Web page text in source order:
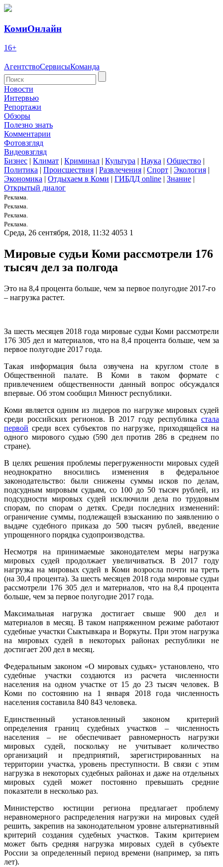
КомиОнлайн
16+
АгентствоСервисыКоманда
Новости
Интервью
Репортажи
Обзоры
Полезно знать
Комментарии
Фотовзгляд
Видеовзгляд
Бизнес | Климат | Криминал | Культура | Наука | Общество |
Политика | Происшествия | Развлечения | Спорт | Экология |
Экономика | Отдыхаем в Коми | ГИБДД online | Знание |
Открытый диалог
Реклама.
Реклама.
Реклама.
Реклама.
Среда, 26 сентября, 2018, 11:32 4053 1
Мировые судьи Коми рассмотрели 176
тысяч дел за полгода
Это на 8,4 процента больше, чем за первое полугодие 2017-го
– нагрузка растет.
За шесть месяцев 2018 года мировые судьи Коми рассмотрели
176 305 дел и материалов, что на 8,4 процента больше, чем за
первое полугодие 2017 года.
Такая информация была озвучена на круглом столе в
Общественной палате. В Коми в таком формате с
привлечением общественности данный вопрос обсуждался
впервые. Об этом сообщил Минюст республики.
Коми является одним из лидеров по нагрузке мировых судей
среди российских регионов. В 2017 году республика стала
первой среди всех субъектов по нагрузке, приходящейся на
одного мирового судью (590 дел против 286 в среднем по
стране).
В целях решения проблемы перегруженности мировых судей
неоднократно вносились изменения в федеральное
законодательство: были снижены суммы исков по делам,
подсудным мировым судьям, со 100 до 50 тысяч рублей, из
подсудности мировых судей исключили дела по трудовым
спорам, по спорам о детях. Среди последних изменений:
ограничение суммы, подлежащей взысканию по заявлению о
выдаче судебного приказа до 500 тысяч рублей, введение
упрощенного порядка судопроизводства.
Несмотря на принимаемые законодателем меры нагрузка
мировых судей продолжает увеличиваться. В 2017 году
нагрузка на мировых судей в Коми возросла почти на треть
(на 30,4 процента). За шесть месяцев 2018 года мировые судьи
рассмотрели 176 305 дел и материалов, что на 8,4 процента
больше, чем за первое полугодие 2017 года.
Максимальная нагрузка достигает свыше 900 дел и
материалов в месяц. В таком напряженном режиме работают
судебные участки Сыктывкара и Воркуты. При этом нагрузка
на мировых судей в некоторых районах республики не
достигает 200 дел в месяц.
Федеральным законом «О мировых судьях» установлено, что
судебные участки создаются из расчета численности
населения на одном участке от 15 до 23 тысяч человек. В
Коми по состоянию на 1 января 2018 года численность
населения составила 840 843 человека.
Единственный установленный законом критерий
определения границ судебных участков – численность
населения – не обеспечивает равномерность нагрузки
мировых судей, поскольку не учитывает количество
организаций и предприятий, зарегистрированных на
территории участка, уровень преступности. В связи с этим
нагрузка в некоторых судебных районах и даже на отдельных
мировых судей может постоянно превышать средние
показатели в несколько раз.
Министерство юстиции региона предлагает проблему
неравномерного распределения нагрузки на мировых судей
решить, закрепив на законодательном уровне альтернативный
критерий создания судебных участков. Таким критерием
может быть средняя нагрузка мировых судей в субъекте
России за определенный период времени (например, за пять
лет).